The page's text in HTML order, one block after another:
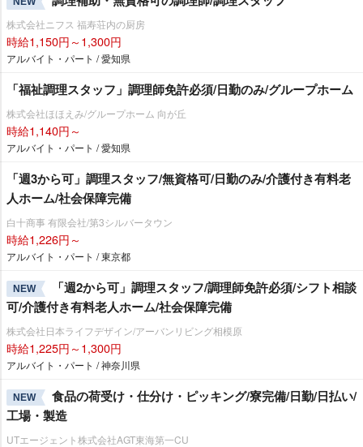
株式会社ニフス 福寿荘内の厨房
時給1,150円～1,300円
アルバイト・パート / 愛知県
「福祉調理スタッフ」調理師免許必須/日勤のみ/グループホーム
株式会社ほほえみ/グループホーム 向が丘
時給1,140円～
アルバイト・パート / 愛知県
「週3から可」調理スタッフ/無資格可/日勤のみ/介護付き有料老
人ホーム/社会保障完備
白十商事 有限会社/第3シルバータウン
時給1,226円～
アルバイト・パート / 東京都
NEW
「週2から可」調理スタッフ/調理師免許必須/シフト相談
可/介護付き有料老人ホーム/社会保障完備
株式会社日本ライフデザイン/アーバンリビング相模原
時給1,225円～1,300円
アルバイト・パート / 神奈川県
NEW
食品の荷受け・仕分け・ピッキング/寮完備/日勤/日払い/
工場・製造
UTエージェント株式会社AGT東海第一CU